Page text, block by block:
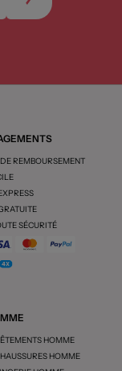
REMBOURSEMENT
SÉCURITÉ
HOMME
HOMME